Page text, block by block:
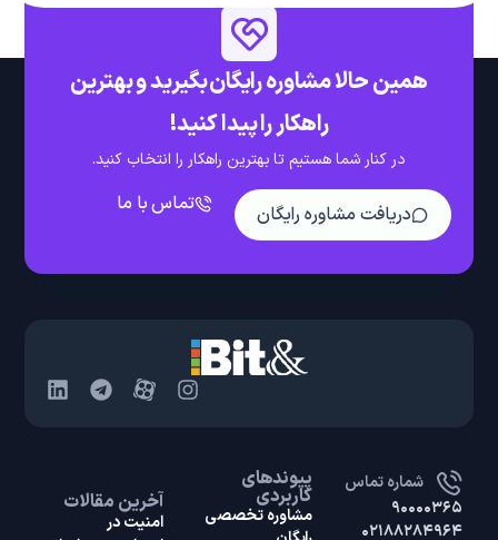
همین حالا مشاوره رایگان بگیرید و بهترین
راهکار را پیدا کنید!
در کنار شما هستیم تا بهترین راهکار را انتخاب کنید.
دریافت مشاوره رایگان تماس با ما
شماره تماس
۹۰۰۰۰۳۶۵
۰۲۱۸۸۲۸۴۹۶۴
پیوندهای
کاربردی
مشاوره تخصصی
آخرین مقالات
امنیت در